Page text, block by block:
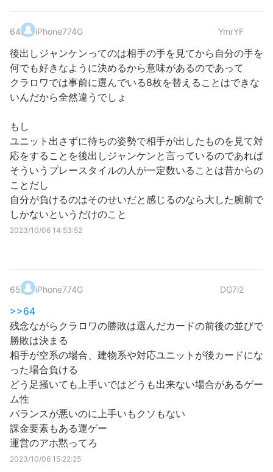
64. iPhone774G YmrYF
後出しジャンケンってのは相手の手を見てから自分の手を
何でも好きなように決めるから意味があるのであって
クラロワでは事前に選んでいる8枚を替えることはできな
いんだから全然違うでしょ
もし
ユニット出さずに待ちの姿勢で相手が出したものを見て対
応をすることを後出しジャンケンと言っているのであれば
そういうプレースタイルの人が一定数いることは昔からの
ことだし
自分が負けるのはそのせいだと感じるのなら大した腕前で
しかないというだけのこと
2023/10/06 14:53:52
65. iPhone774G DG7i2
>>64
残念ながらクラロワの勝敗は選んだカードの前後の並びで
勝敗は決まる
相手が空系の場合、建物系や対応ユニットが後カードにな
った場合負ける
どう足掻いても上手いではどうも出来ない場合があるゲー
ム性
バランスが悪いのに上手いもクソもない
課金要素もある運ゲー
運営のアホ黙ってろ
2023/10/06 15:22:25